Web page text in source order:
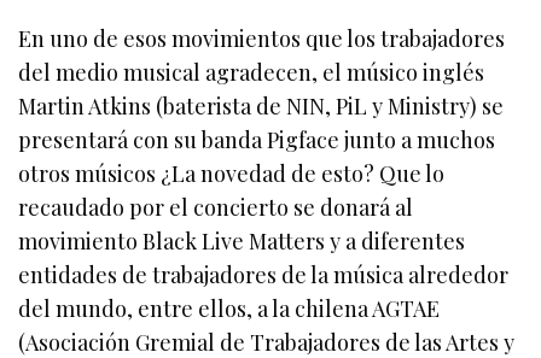
En uno de esos movimientos que los trabajadores
del medio musical agradecen, el músico inglés
Martin Atkins (baterista de NIN, PiL y Ministry) se
presentará con su banda Pigface junto a muchos
otros músicos ¿La novedad de esto? Que lo
recaudado por el concierto se donará al
movimiento Black Live Matters y a diferentes
entidades de trabajadores de la música alrededor
del mundo, entre ellos, a la chilena AGTAE
(Asociación Gremial de Trabajadores de las Artes y